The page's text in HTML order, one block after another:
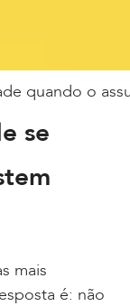
quando o
se
mais
é: não